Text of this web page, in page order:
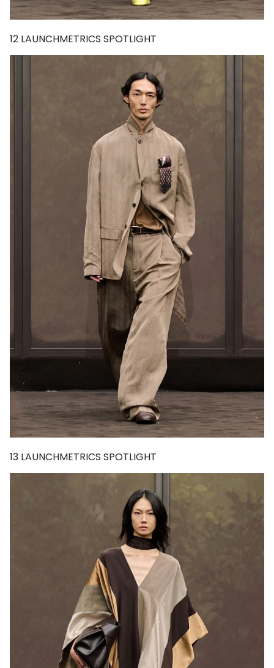
12 LAUNCHMETRICS SPOTLIGHT
13 LAUNCHMETRICS SPOTLIGHT